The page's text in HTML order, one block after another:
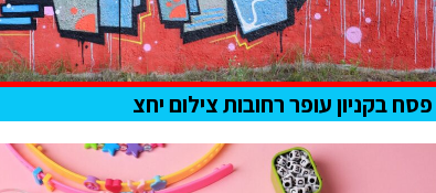
פסח בקניון עופר רחובות צילום יחצ